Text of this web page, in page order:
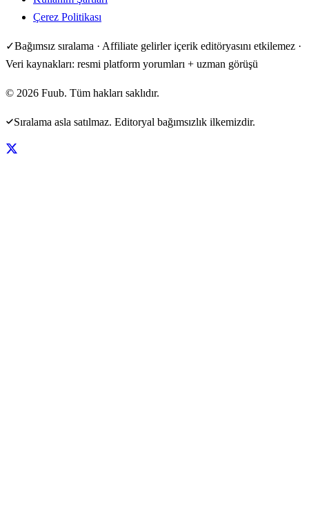
Çerez Politikası
✓Bağımsız sıralama · Affiliate gelirler içerik editöryasını etkilemez ·
Veri kaynakları: resmi platform yorumları + uzman görüşü
© 2026 Fuub. Tüm hakları saklıdır.
Sıralama asla satılmaz. Editoryal bağımsızlık ilkemizdir.